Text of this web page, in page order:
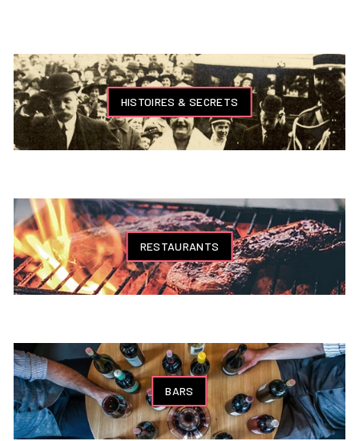
HISTOIRES & SECRETS
RESTAURANTS
BARS